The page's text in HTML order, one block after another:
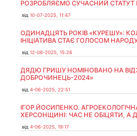
РОЗРОБЛЯЄМО СУЧАСНИЙ СТАТУТ
від 10-07-2025, 11:47
ОДИНАДЦЯТЬ РОКІВ «КУРЕШУ»:
ІНІЦІАТИВА СТАЄ ГОЛОСОМ
від 12-06-2025, 15:26
ДЯДЮ ГРИШУ НОМІНОВАНО НА
ДОБРОЧИНЕЦЬ-2024»
від 4-06-2025, 22:51
ІГОР ЙОСИПЕНКО.
ХЕРСОНЩИНІ: ЧАС НЕ ОБІЦЯТИ, А
від 4-06-2025, 19:17